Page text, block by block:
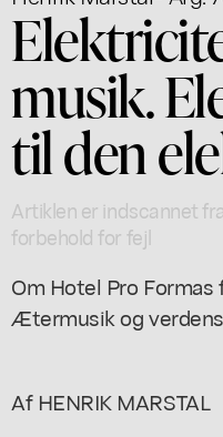
musik.
til den
Artiklen er indscannet
forbehold for fejl
Om Hotel Pro
Ætermusik og
Af HENRIK MARSTAL